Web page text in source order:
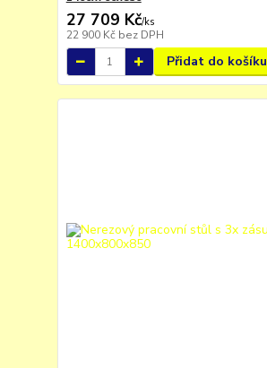
27 709 Kč/ks
22 900 Kč bez DPH
Přidat do košíku